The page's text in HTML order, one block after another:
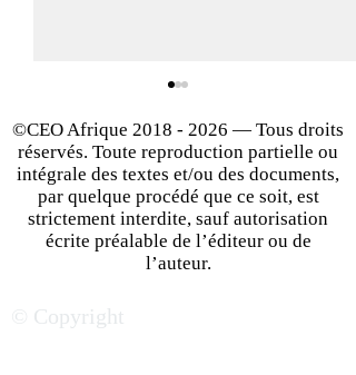
Business en Afrique : les
des affaires
©CEO Afrique 2018 - 2026 — Tous droits
réservés. Toute reproduction partielle ou
intégrale des textes et/ou des documents,
par quelque procédé que ce soit, est
strictement interdite, sauf autorisation
écrite préalable de l’éditeur ou de
l’auteur.
© Copyright